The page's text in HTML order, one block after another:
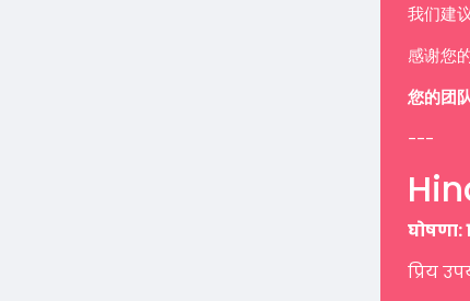
我们建
感谢您
您的团
---
घोषणा:
प्रिय